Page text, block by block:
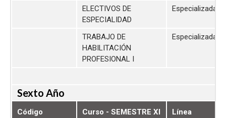
ELECTIVOS DE
ESPECIALIDAD
Especializada
TRABAJO DE
HABILITACIÓN
PROFESIONAL I
Especializada
Sexto Año
Código Curso - SEMESTRE XI
Línea